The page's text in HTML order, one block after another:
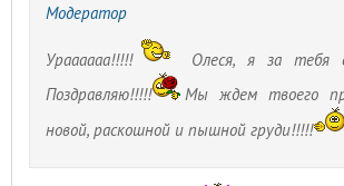
Модератор
Ураааааа!!!!!
Олеся, я за тебя
Поздравляю!!!!!
Мы ждем твоего
новой, раскошной и пышной груди!!!!!